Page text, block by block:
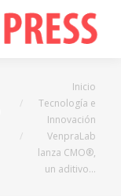
Inicio
Tecnología e
Innovación
VenpraLab
lanza CMO®,
un aditivo…